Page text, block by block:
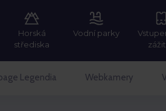
Horská
střediska
Vodní parky
Legendia Webkamery